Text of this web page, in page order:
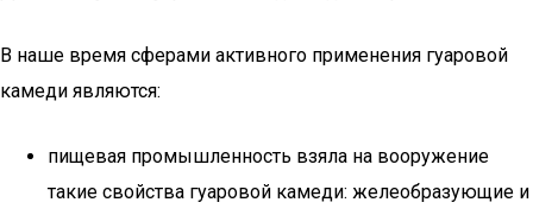
В наше время сферами активного применения гуаровой
камеди являются:
пищевая промышленность взяла на вооружение
такие свойства гуаровой камеди: желеобразующие и